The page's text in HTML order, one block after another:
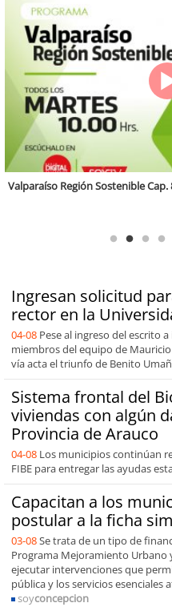
Ingresan solicitud
rector en la
04-08 Pese al ingreso del escrito
miembros del equipo de
vía acta el triunfo de Benito
Sistema frontal del
viviendas con algún
Provincia de Arauco
04-08 Los municipios continúan
FIBE para entregar las ayudas
Capacitan a los
postular a la ficha
03-08Se trata de un tipo de
Programa Mejoramiento Urbano
ejecutar intervenciones que
pública y los servicios esenciales
soyconcepcion